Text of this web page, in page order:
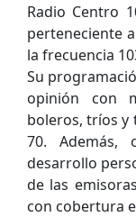
Radio Centro
perteneciente
la frecuencia
Su
opinión con
boleros, tríos y
70. Además,
desarrollo
de las
con cobertura